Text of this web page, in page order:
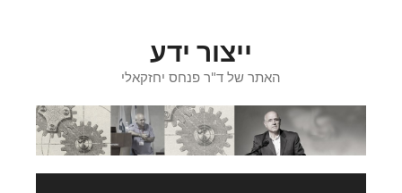
ייצור ידע
האתר של ד"ר פנחס יחזקאלי